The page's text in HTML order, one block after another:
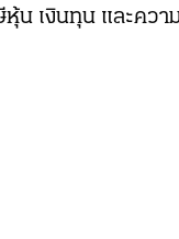
น เงินทุน และคว